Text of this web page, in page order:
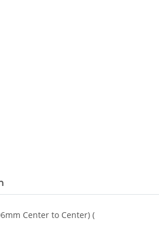
Center to Center) (